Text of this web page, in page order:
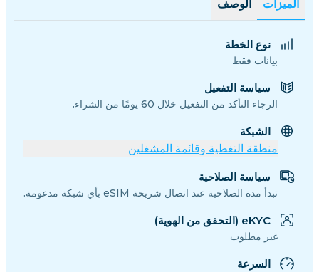
الميزات الوصف
نوع الخطة
بيانات فقط
سياسة التفعيل
الرجاء التأكد من التفعيل خلال 60 يومًا من الشراء.
الشبكة
منطقة التغطية وقائمة المشغلين
سياسة الصلاحية
تبدأ مدة الصلاحية عند اتصال شريحة eSIM بأي شبكة مدعومة.
eKYC (التحقق من الهوية)
غير مطلوب
السرعة